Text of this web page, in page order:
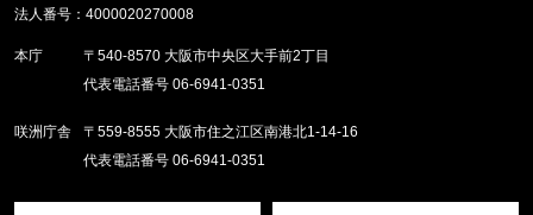
法人番号：4000020270008
本庁
〒540-8570 大阪市中央区大手前2丁目
代表電話番号 06-6941-0351
咲洲庁舎
〒559-8555 大阪市住之江区南港北1-14-16
代表電話番号 06-6941-0351